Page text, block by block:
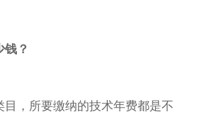
钱？
，所要缴纳的技术年费都是不